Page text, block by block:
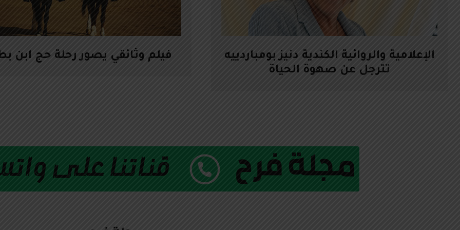
فيلم وثائقي يصور رحلة حج ابن
الإعلامية والروائية الكندية دنيز بومباردييه
تترجل عن صهوة الحياة